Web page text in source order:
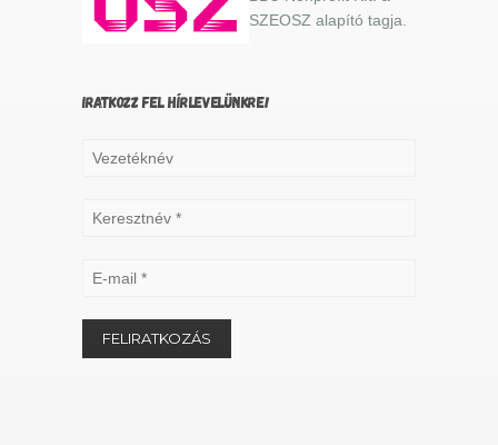
SZEOSZ alapító tagja.
IRATKOZZ FEL HÍRLEVELÜNKRE!